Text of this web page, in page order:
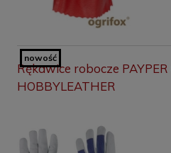
Rękawice robocze
HOBBYLEATHER
nowość